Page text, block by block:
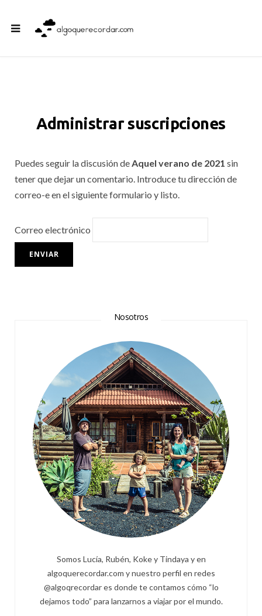
Administrar suscripciones
Puedes seguir la discusión deAquel verano de 2021 sin
tener que dejar un comentario. Introduce tu dirección de
correo-e en el siguiente formulario y listo.
Correo electrónico
Nosotros
Somos Lucía, Rubén, Koke y Tindaya y en
algoquerecordar.com y nuestro perfil en redes
@algoqrecordar es donde te contamos cómo “lo
dejamos todo” para lanzarnos a viajar por el mundo.